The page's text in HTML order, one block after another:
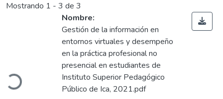
Mostrando 1 - 3 de 3
Cargando...
Nombre:
Gestión de la información en
entornos virtuales y desempeño
en la práctica profesional no
presencial en estudiantes de
Instituto Superior Pedagógico
Público de Ica, 2021.pdf